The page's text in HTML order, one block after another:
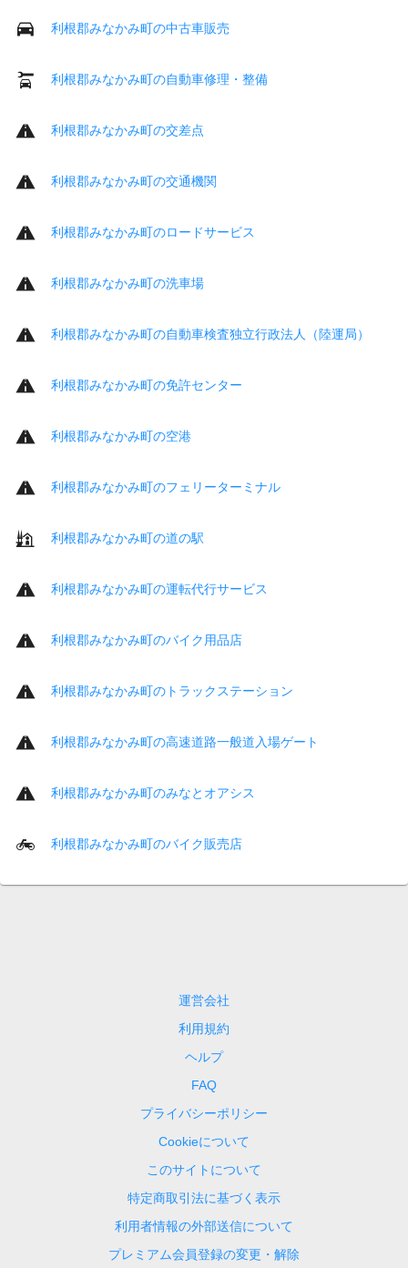
利根郡みなかみ町の中古車販売
利根郡みなかみ町の自動車修理・整備
利根郡みなかみ町の交差点
利根郡みなかみ町の交通機関
利根郡みなかみ町のロードサービス
利根郡みなかみ町の洗車場
利根郡みなかみ町の自動車検査独立行政法人（陸運局）
利根郡みなかみ町の免許センター
利根郡みなかみ町の空港
利根郡みなかみ町のフェリーターミナル
利根郡みなかみ町の道の駅
利根郡みなかみ町の運転代行サービス
利根郡みなかみ町のバイク用品店
利根郡みなかみ町のトラックステーション
利根郡みなかみ町の高速道路一般道入場ゲート
利根郡みなかみ町のみなとオアシス
利根郡みなかみ町のバイク販売店
運営会社
利用規約
ヘルプ
FAQ
プライバシーポリシー
Cookieについて
このサイトについて
特定商取引法に基づく表示
利用者情報の外部送信について
プレミアム会員登録の変更・解除